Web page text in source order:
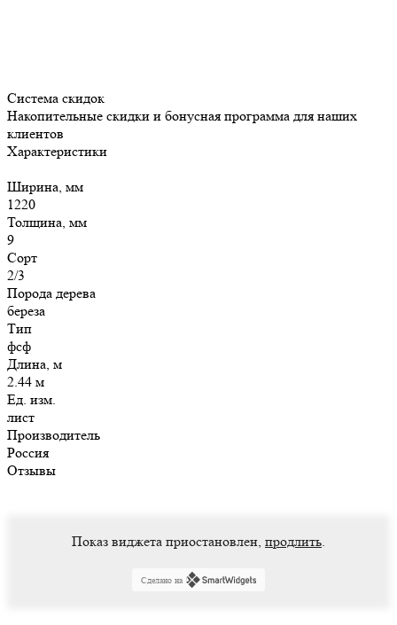
Система скидок
Накопительные скидки и бонусная программа для наших
клиентов
Характеристики
Ширина, мм
1220
Толщина, мм
9
Сорт
2/3
Порода дерева
береза
Тип
фсф
Длина, м
2.44 м
Ед. изм.
лист
Производитель
Россия
Отзывы
Показ виджета приостановлен, продлить.
Сделано на